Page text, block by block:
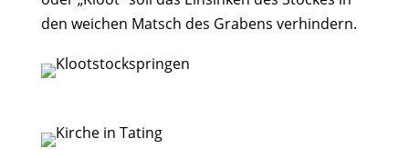
den weichen Matsch des Grabens verhindern.